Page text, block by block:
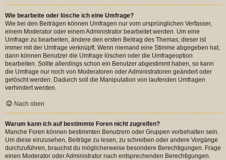
Wie bearbeite oder lösche ich eine Umfrage?
Wie bei den Beiträgen können Umfragen nur vom ursprünglichen Verfasser,
einem Moderator oder einem Administrator bearbeitet werden. Um eine
Umfrage zu bearbeiten, ändere den ersten Beitrag des Themas; dieser ist
immer mit der Umfrage verknüpft. Wenn niemand eine Stimme abgegeben hat,
dann können Benutzer die Umfrage löschen oder die Umfrageoption
bearbeiten. Sollte allerdings schon ein Benutzer abgestimmt haben, so kann
die Umfrage nur noch von Moderatoren oder Administratoren geändert oder
gelöscht werden. Dadurch soll die Manipulation von laufenden Umfragen
verhindert werden.
Nach oben
Warum kann ich auf bestimmte Foren nicht zugreifen?
Manche Foren können bestimmten Benutzern oder Gruppen vorbehalten sein.
Um diese einzusehen, Beiträge zu lesen, zu schreiben oder andere Vorgänge
durchzuführen, brauchst du möglicherweise besondere Berechtigungen. Frage
einen Moderator oder Administrator nach entsprechenden Berechtigungen.